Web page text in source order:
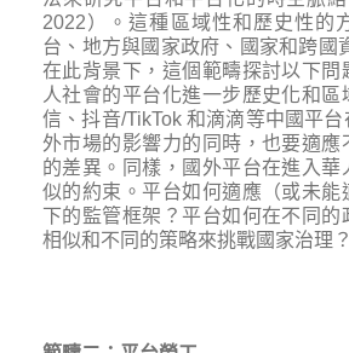
2022）。這種區域性和歷史性的
台、地方與國家政府、國家和跨國
在此背景下，這個範疇探討以下問
人社會的平台化進一步歷史化和區
信、抖音/TikTok 和滴滴等中國平
外市場的影響力的同時，也要適應
的差異。同樣，國外平台在進入華
似的約束。平台如何適應（或未能
下的監管框架？平台如何在不同的
相似和不同的策略來挑戰國家治理？